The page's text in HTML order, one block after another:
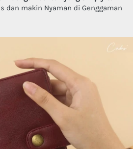
dan makin Nyaman di Genggaman